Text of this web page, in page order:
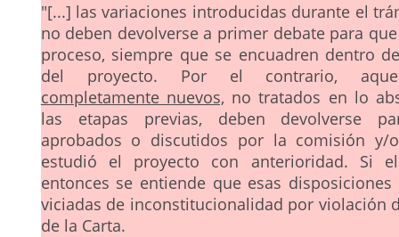
"[...] las variaciones introducidas durante el
no deben devolverse a primer debate para
proceso, siempre que se encuadren dentro
del proyecto. Por el contrario,
completamente nuevos, no tratados en lo
las etapas previas, deben devolverse
aprobados o discutidos por la comisión y/
estudió el proyecto con anterioridad. Si
entonces se entiende que esas disposiciones
viciadas de inconstitucionalidad por violación
de la Carta.